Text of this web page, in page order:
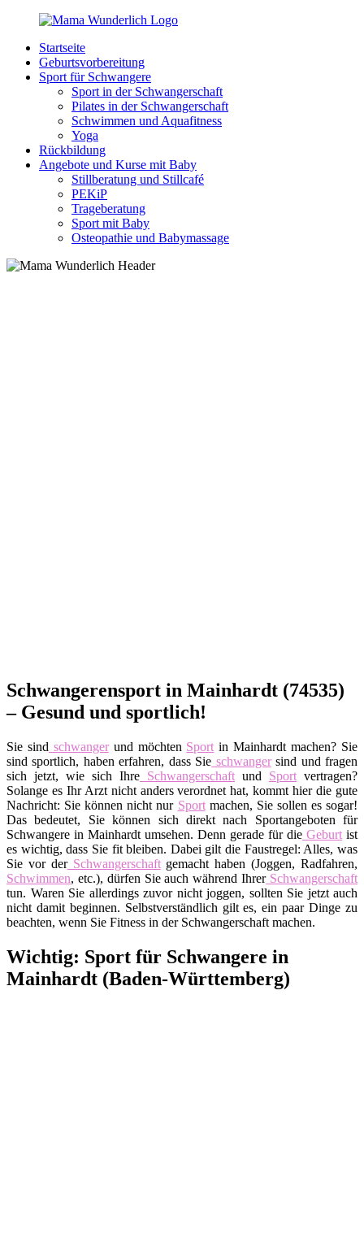
Zurück
Inhalt
MamaWunderlich.de
Mutti
sein
wunderbar!
Startseite
Geburtsvorbereitung
Sport für Schwangere
Sport in der Schwangerschaft
Pilates in der Schwangerschaft
Schwimmen und Aquafitness
Yoga
Rückbildung
Angebote und Kurse mit Baby
Stillberatung und Stillcafé
PEKiP
Trageberatung
Sport mit Baby
Osteopathie und Babymassage
Schwangerensport in Mainhardt (74535)
– Gesund und sportlich!
Sie sind schwangerund möchten Sport in Mainhardt machen? Sie
sind sportlich, haben erfahren, dass Sie schwangersind und fragen
sich jetzt, wie sich Ihre Schwangerschaft und Sport vertragen?
Solange es Ihr Arzt nicht anders verordnet hat, kommt hier die gute
Nachricht: Sie können nicht nur Sportmachen, Sie sollen es sogar!
Das bedeutet, Sie können sich direkt nach Sportangeboten für
Schwangere in Mainhardt umsehen. Denn gerade für die Geburt ist
es wichtig, dass Sie fit bleiben. Dabei gilt die Faustregel: Alles, was
Sie vor derSchwangerschaftgemacht haben (Joggen, Radfahren,
Schwimmen, etc.), dürfen Sie auch während IhrerSchwangerschaft
tun. Waren Sie allerdings zuvor nicht joggen, sollten Sie jetzt auch
nicht damit beginnen. Selbstverständlich gilt es, ein paar Dinge zu
beachten, wenn Sie Fitness in der Schwangerschaft machen.
Wichtig: Sport für Schwangere in
Mainhardt (Baden-Württemberg)